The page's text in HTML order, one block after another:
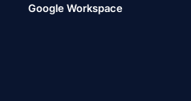
Google Workspace